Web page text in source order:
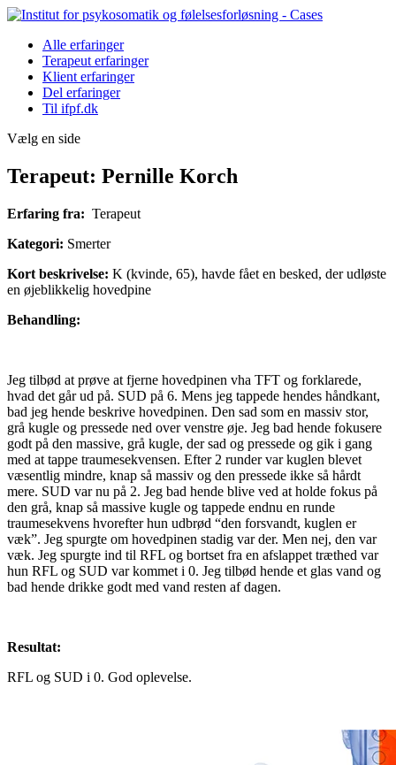
Alle erfaringer
Terapeut erfaringer
Klient erfaringer
Del erfaringer
Til ifpf.dk
Vælg en side
Terapeut: Pernille Korch
Erfaring fra: Terapeut
Kategori: Smerter
Kort beskrivelse: K (kvinde, 65), havde fået en besked, der udløste
en øjeblikkelig hovedpine
Behandling:
Jeg tilbød at prøve at fjerne hovedpinen vha TFT og forklarede,
hvad det går ud på. SUD på 6. Mens jeg tappede hendes håndkant,
bad jeg hende beskrive hovedpinen. Den sad som en massiv stor,
grå kugle og pressede ned over venstre øje. Jeg bad hende fokusere
godt på den massive, grå kugle, der sad og pressede og gik i gang
med at tappe traumesekvensen. Efter 2 runder var kuglen blevet
væsentlig mindre, knap så massiv og den pressede ikke så hårdt
mere. SUD var nu på 2. Jeg bad hende blive ved at holde fokus på
den grå, knap så massive kugle og tappede endnu en runde
traumesekvens hvorefter hun udbrød “den forsvandt, kuglen er
væk”. Jeg spurgte om hovedpinen stadig var der. Men nej, den var
væk. Jeg spurgte ind til RFL og bortset fra en afslappet træthed var
hun RFL og SUD var kommet i 0. Jeg tilbød hende et glas vand og
bad hende drikke godt med vand resten af dagen.
Resultat:
RFL og SUD i 0. God oplevelse.